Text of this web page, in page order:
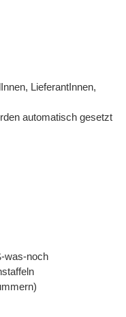
LieferantInnen,
automatisch gesetzt
was-noch